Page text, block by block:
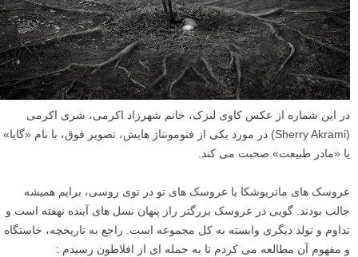
در این شماره از عکس کاوی لنزک، خانم شهرزاد اکرمی، شری اکرمی
(Sherry Akrami) در مورد یکی از فتومونتاژ هایش، تصویر فوق، با نام «گایا»
یا «مادر طبیعت» صحبت می کند.
عروسک هاى ماتریوشکا یا عروسک هاى تو در توى روسى، برایم همیشه
جالب بودند. گویى در عروسک بزرگتر راز پنهان نسل هاى آینده نهفته است و
تداوم و تولد دیگرى وابسته به کل مجموعه است. راجع به تاریخچه، خاستگاه
و مفهوم آن مطالعه مى کردم تا به جمله اى از افلاطون رسیدم :